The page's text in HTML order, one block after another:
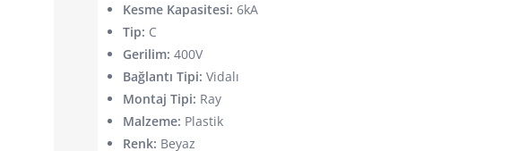
Kesme Kapasitesi: 6kA
Tip: C
Gerilim: 400V
Bağlantı Tipi: Vidalı
Montaj Tipi: Ray
Malzeme: Plastik
Renk: Beyaz